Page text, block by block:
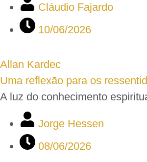
Cláudio Fajardo
10/06/2026
Allan Kardec
Uma reflexão para os
A luz do conhecimento
Jorge Hessen
08/06/2026